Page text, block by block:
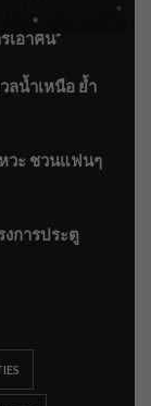
ส่งซิงเกิลที่
เอาคืน”
ลน้ำเหนือ ย้ำ
วะ ชวนแฟนๆ
การประตู